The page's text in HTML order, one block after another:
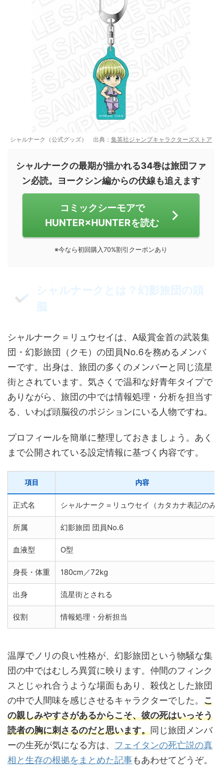
シャルナーク（公式グッズ） 出典： 集英社ジャンプキャラクターズストア
シャルナークの最期が描かれる34巻は旅団ファ
ン必読。ヨークシン編からの伏線も追えます
コミックシーモアで
HUNTER×HUNTERを読む
※今なら初回購入70%割引クーポンあり
シャルナークとは？幻影旅団の頭
脳
シャルナーク＝リュウセイは、A級賞金首の武装集
団・幻影旅団（クモ）の団員No.6を務めるメンバ
ーです。出身は、旅団の多くのメンバーと同じ流星
街とされています。気さくで温和な好青年タイプで
ありながら、旅団の中では情報処理・分析を担当す
る、いわば頭脳役のポジションにいる人物ですね。
プロフィールを簡単に整理しておきましょう。あく
まで公開されている設定情報に基づく内容です。
項目 内容
正式名 シャルナーク＝リュウセイ（カタカナ表記のみ
所属 幻影旅団 団員No.6
血液型 O型
身長・体重 180cm／72kg
出身 流星街とされる
役割 情報処理・分析担当
温厚でノリの良い性格が、幻影旅団という物騒な集
団の中ではむしろ異質に映ります。仲間のフィンク
スとじゃれ合うような場面もあり、殺伐とした旅団
の中で人間味を感じさせるキャラクターでした。 こ
の親しみやすさがあるからこそ、彼の死はいっそう
読者の胸に刺さるのだと思います。同じ旅団メンバ
ーの生死が気になる方は、 フェイタンの死亡説の真
相と生存の根拠をまとめた記事もあわせてどうぞ。